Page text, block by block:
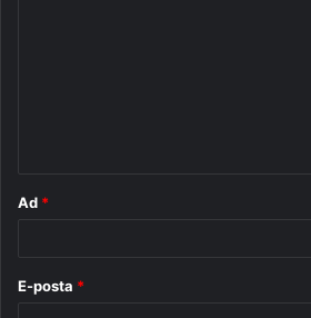
Ad *
E-posta *